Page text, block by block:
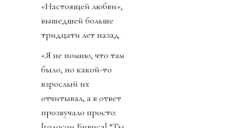
даже редкое. Я
такого не предвидел.
«ПОМНИТЕ
СЕРИЮ “БИВИСА
И БАТТХЕДА”,
ГДЕ…»
Мы говорим о
старении и только